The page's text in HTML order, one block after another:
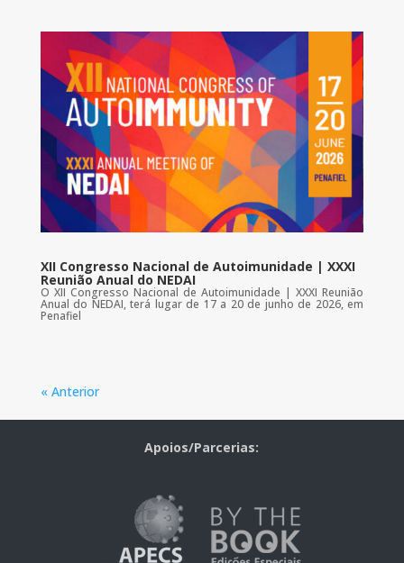
XII Congresso Nacional de Autoimunidade | XXXI
Reunião Anual do NEDAI
O XII Congresso Nacional de Autoimunidade | XXXI Reunião
Anual do NEDAI, terá lugar de 17 a 20 de junho de 2026, em
Penafiel
« Anterior
Apoios/Parcerias: